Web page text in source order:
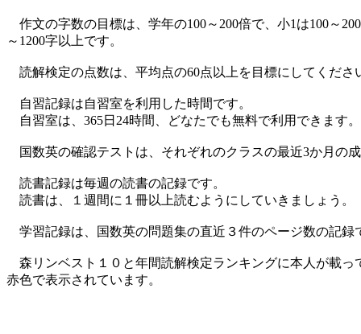
作文の字数の目標は、学年の100～200倍で、小1は100～
～1200字以上です。
読解検定の点数は、平均点の60点以上を目標にしてくださ
自習記録は自習室を利用した時間です。
自習室は、365日24時間、どなたでも無料で利用できます。
国数英の確認テストは、それぞれのクラスの最近3か月の
読書記録は毎週の読書の記録です。
読書は、１週間に１冊以上読むようにしていきましょう。
学習記録は、国数英の問題集の直近３件のページ数の記録
森リンベスト１０と年間読解検定ランキングに本人が載っ
赤色で表示されています。